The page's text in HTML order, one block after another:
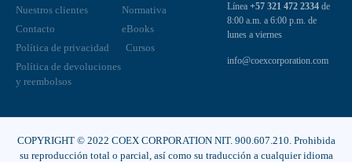
Nuestros clientes
Contacto
Política de privacidad
Política de devoluciones
y reembolsos
Normativa
eBooks
Cursos
Línea +57 321 472 2334de
8:00 a.m. a 6:00 p.m. de
lunes a viernes
info@coexcorporation.com
COPYRIGHT © 2022 COEX CORPORATION NIT. 900.607.210. Prohibida
su reproducción total o parcial, así como su traducción a cualquier idioma